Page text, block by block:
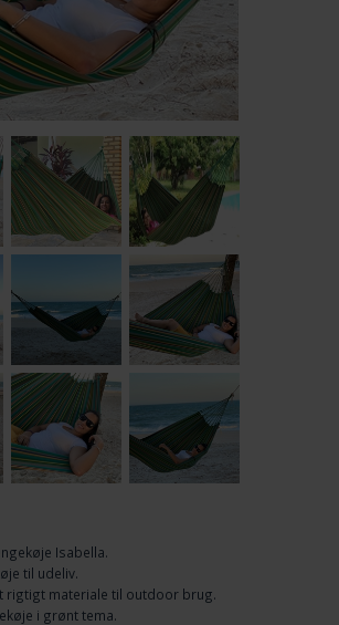
Isabella.
til udeliv.
rigtigt materiale til outdoor brug.
i grønt tema.